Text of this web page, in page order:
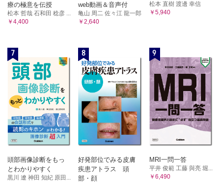
療の極意を伝授
松本 哲哉 石和田 稔彦 ...
￥4,400
web動画＆音声付
亀山 周二 佐々江 龍一郎
￥2,640
松本 直樹 渡邊 幸信
￥5,940
7
頭部画像診断をもっ
とわかりやすく
黒川 遼 神田 知紀 原田...
8
好発部位でみる皮膚
疾患アトラス 頭
部・顔
9
MRI一問一答
平井 俊範 工藤 與亮 堀...
￥6,490